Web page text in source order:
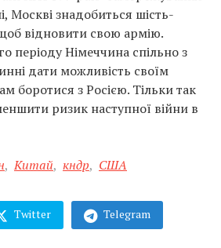
Москві знадобиться шість-
відновити свою армію.
періоду Німеччина спільно з
дати можливість своїм
боротися з Росією. Тільки так
ризик наступної війни в
, Китай, кндр, США
Twitter Telegram